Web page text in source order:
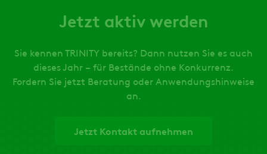
Jetzt aktiv werden
Sie kennen TRINITY bereits? Dann nutzen Sie es auch
dieses Jahr – für Bestände ohne Konkurrenz.
Fordern Sie jetzt Beratung oder Anwendungshinweise
an.
Jetzt Kontakt aufnehmen